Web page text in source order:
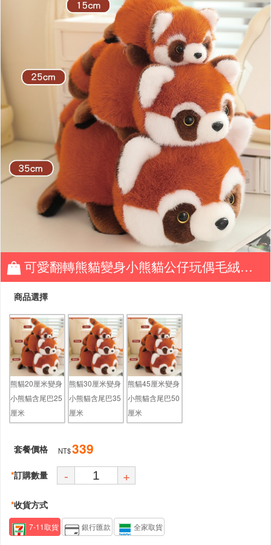
可愛翻轉熊貓變身小熊貓公仔玩偶毛絨玩具趣味娃娃女生兒童節禮物
商品選擇
熊貓20厘米變身
小熊貓含尾巴25
厘米
熊貓30厘米變身
小熊貓含尾巴35
厘米
熊貓45厘米變身
小熊貓含尾巴50
厘米
套餐價格 NT$339
訂購數量
* - +
收貨方式
*
7-11取貨 銀行匯款 全家取貨